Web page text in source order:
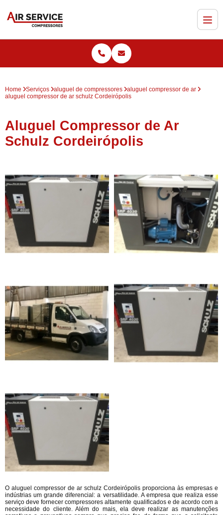
Home Serviços aluguel de compressores
aluguel compressor de ar
aluguel compressor de ar schulz Cordeirópolis
Aluguel Compressor de Ar
Schulz Cordeirópolis
O aluguel compressor de ar schulz Cordeirópolis proporciona às empresas e
indústrias um grande diferencial: a versatilidade. A empresa que realiza esse
serviço deve fornecer compressores altamente qualificados e de acordo com a
necessidade do cliente. Além do mais, ela deve realizar as manutenções